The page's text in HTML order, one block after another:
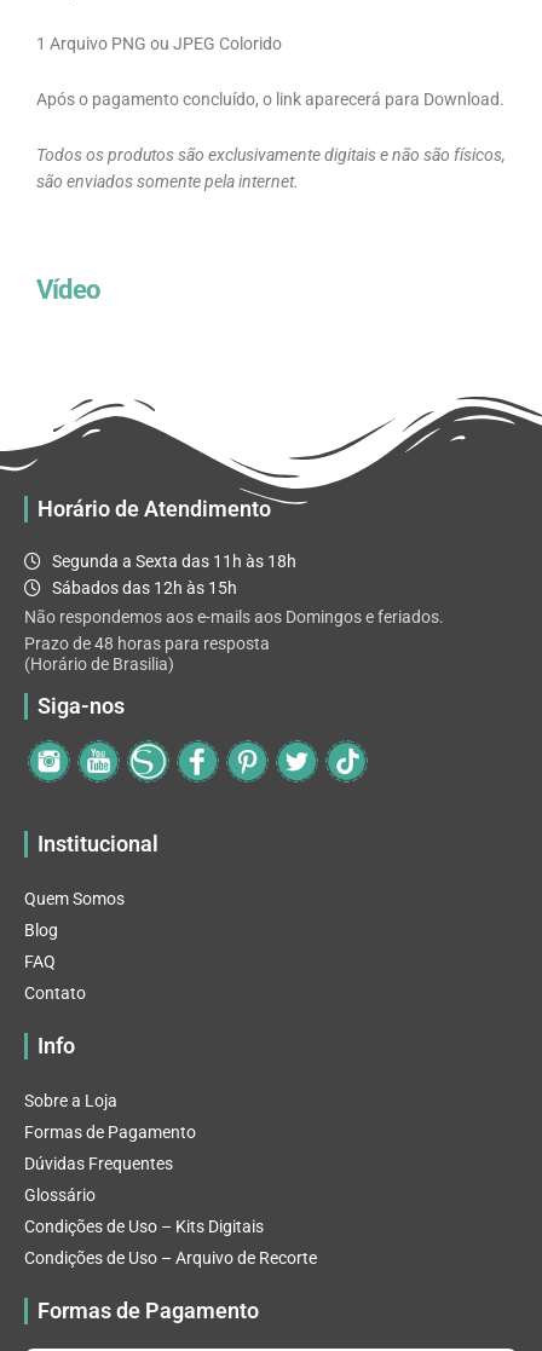
1 Arquivo PNG ou JPEG Colorido
Após o pagamento concluído, o link aparecerá para Download.
Todos os produtos são exclusivamente digitais e não são físicos,
são enviados somente pela internet.
Vídeo
Horário de Atendimento
Segunda a Sexta das 11h às 18h
Sábados das 12h às 15h
Não respondemos aos e-mails aos Domingos e feriados.
Prazo de 48 horas para resposta
(Horário de Brasilia)
Siga-nos
Institucional
Quem Somos
Blog
FAQ
Contato
Info
Sobre a Loja
Formas de Pagamento
Dúvidas Frequentes
Glossário
Condições de Uso – Kits Digitais
Condições de Uso – Arquivo de Recorte
Formas de Pagamento